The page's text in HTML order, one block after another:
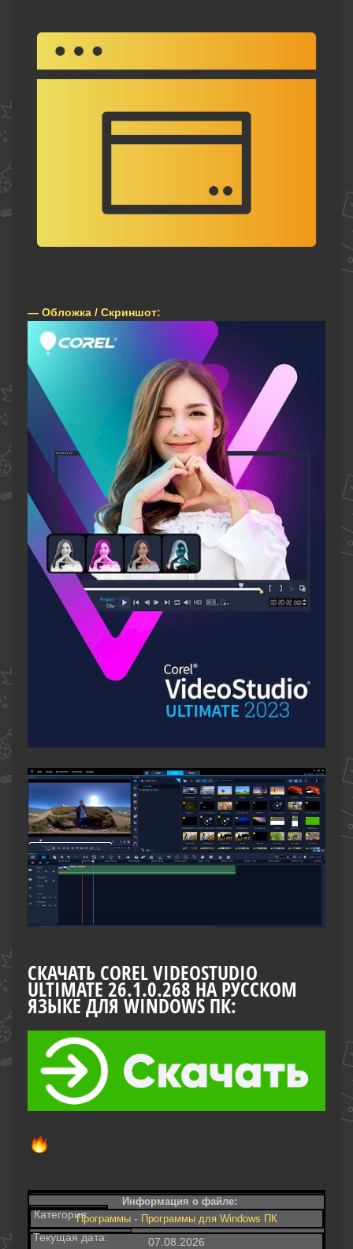
— Обложка / Скриншот:
СКАЧАТЬ COREL VIDEOSTUDIO
ULTIMATE 26.1.0.268 НА РУССКОМ
ЯЗЫКЕ ДЛЯ WINDOWS ПК:
Информация о файле:
Категория:Программы- Программы для Windows ПК
Текущая дата: 07.08.2026